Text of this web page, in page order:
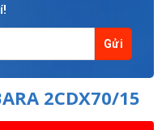
2CDX70/15